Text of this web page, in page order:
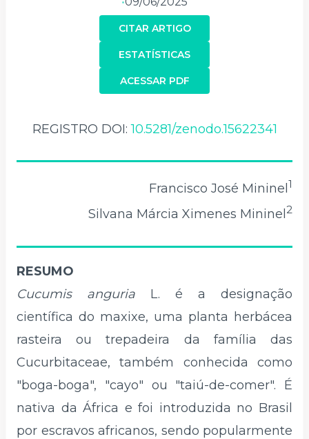
CITAR ARTIGO
ACESSAR PDF
ESTATÍSTICAS
REGISTRO DOI:10.5281/zenodo.15622341
Francisco José Mininel1
Silvana Márcia Ximenes Mininel2
RESUMO
Cucumis anguria L. é a designação
científica do maxixe, uma planta herbácea
rasteira ou trepadeira da família das
Cucurbitaceae, também conhecida como
"boga-boga", "cayo" ou "taiú-de-comer". É
nativa da África e foi introduzida no Brasil
por escravos africanos, sendo popularmente